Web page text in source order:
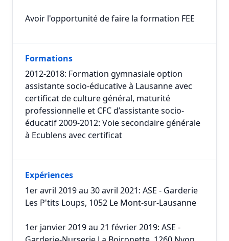
Avoir l'opportunité de faire la formation FEE
Formations
2012-2018: Formation gymnasiale option
assistante socio-éducative à Lausanne avec
certificat de culture général, maturité
professionnelle et CFC d’assistante socio-
éducatif 2009-2012: Voie secondaire générale
à Ecublens avec certificat
Expériences
1er avril 2019 au 30 avril 2021: ASE - Garderie
Les P'tits Loups, 1052 Le Mont-sur-Lausanne
1er janvier 2019 au 21 février 2019: ASE -